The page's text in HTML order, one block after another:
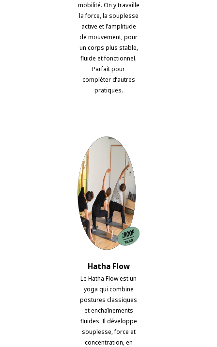
mobilité. On y travaille
la force, la souplesse
active et l’amplitude
de mouvement, pour
un corps plus stable,
fluide et fonctionnel.
Parfait pour
compléter d’autres
pratiques.
Hatha Flow
Le Hatha Flow est un
yoga qui combine
postures classiques
et enchaînements
fluides. Il développe
souplesse, force et
concentration, en